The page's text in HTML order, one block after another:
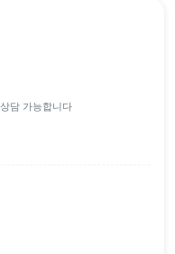
담 가능합니다